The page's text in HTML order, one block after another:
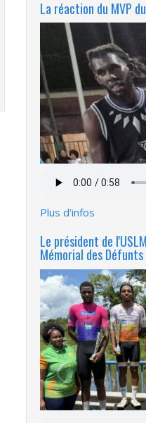
La réaction du MVP
audio
Plus d'infos
Le président de
Mémorial des Défunts